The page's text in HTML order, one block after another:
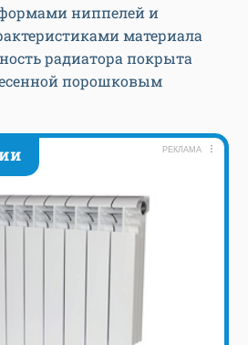
ниппелей и
материала
радиатора покрыта
порошковым
РЕКЛАМА